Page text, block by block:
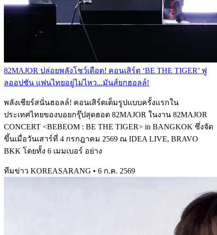
82MAJOR ปล่อยพลังโชว์เดือด! คอนเสิร์ต ‘BE THE TIGER’ ฟู
ลออปชัน แฟนไทยอยู่ไม่ไหว...มันส์ยกฮอลล์!
พลังเชียร์สนั่นฮอลล์! คอนเสิร์ตเต็มรูปแบบครั้งแรกใน
ประเทศไทยของบอยกรุ๊ปสุดฮอต 82MAJOR ในงาน 82MAJOR
CONCERT <BEBEOM : BE THE TIGER> in BANGKOK ซึ่งจัด
ขึ้นเมื่อวันเสาร์ที่ 4 กรกฎาคม 2569 ณ IDEA LIVE, BRAVO
BKK โดยทั้ง 6 เมมเบอร์ อย่าง
ทีมข่าว KOREASARANG • 6 ก.ค. 2569